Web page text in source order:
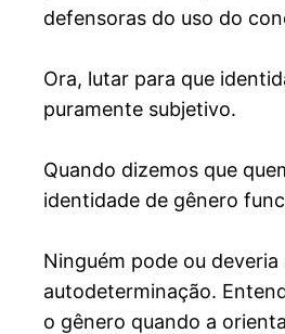
defensoras do uso do
Ora, lutar para que
puramente subjetivo.
Quando dizemos que
identidade de gênero
Ninguém pode ou
autodeterminação.
o gênero quando a